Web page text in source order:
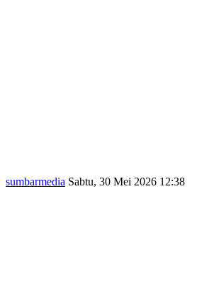
sumbarmedia Sabtu, 30 Mei 2026 12:38